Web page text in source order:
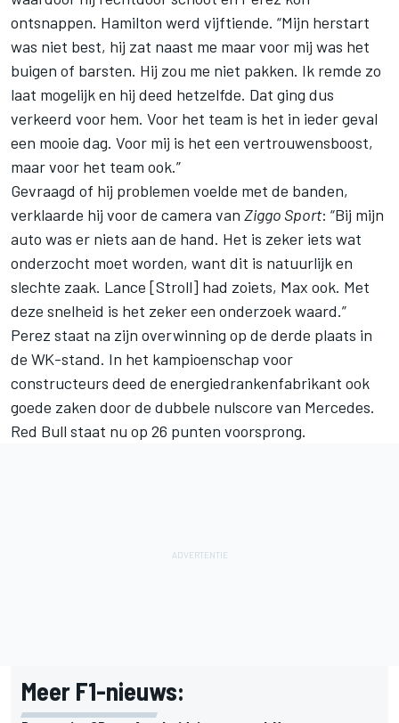
ontsnappen. Hamilton werd vijftiende. “Mijn herstart
was niet best, hij zat naast me maar voor mij was het
buigen of barsten. Hij zou me niet pakken. Ik remde zo
laat mogelijk en hij deed hetzelfde. Dat ging dus
verkeerd voor hem. Voor het team is het in ieder geval
een mooie dag. Voor mij is het een vertrouwensboost,
maar voor het team ook.”
Gevraagd of hij problemen voelde met de banden,
verklaarde hij voor de camera van Ziggo Sport: “Bij mijn
auto was er niets aan de hand. Het is zeker iets wat
onderzocht moet worden, want dit is natuurlijk en
slechte zaak. Lance [Stroll] had zoiets, Max ook. Met
deze snelheid is het zeker een onderzoek waard.”
Perez staat na zijn overwinning op de derde plaats in
de WK-stand. In het kampioenschap voor
constructeurs deed de energiedrankenfabrikant ook
goede zaken door de dubbele nulscore van Mercedes.
Red Bull staat nu op 26 punten voorsprong.
Meer F1-nieuws: